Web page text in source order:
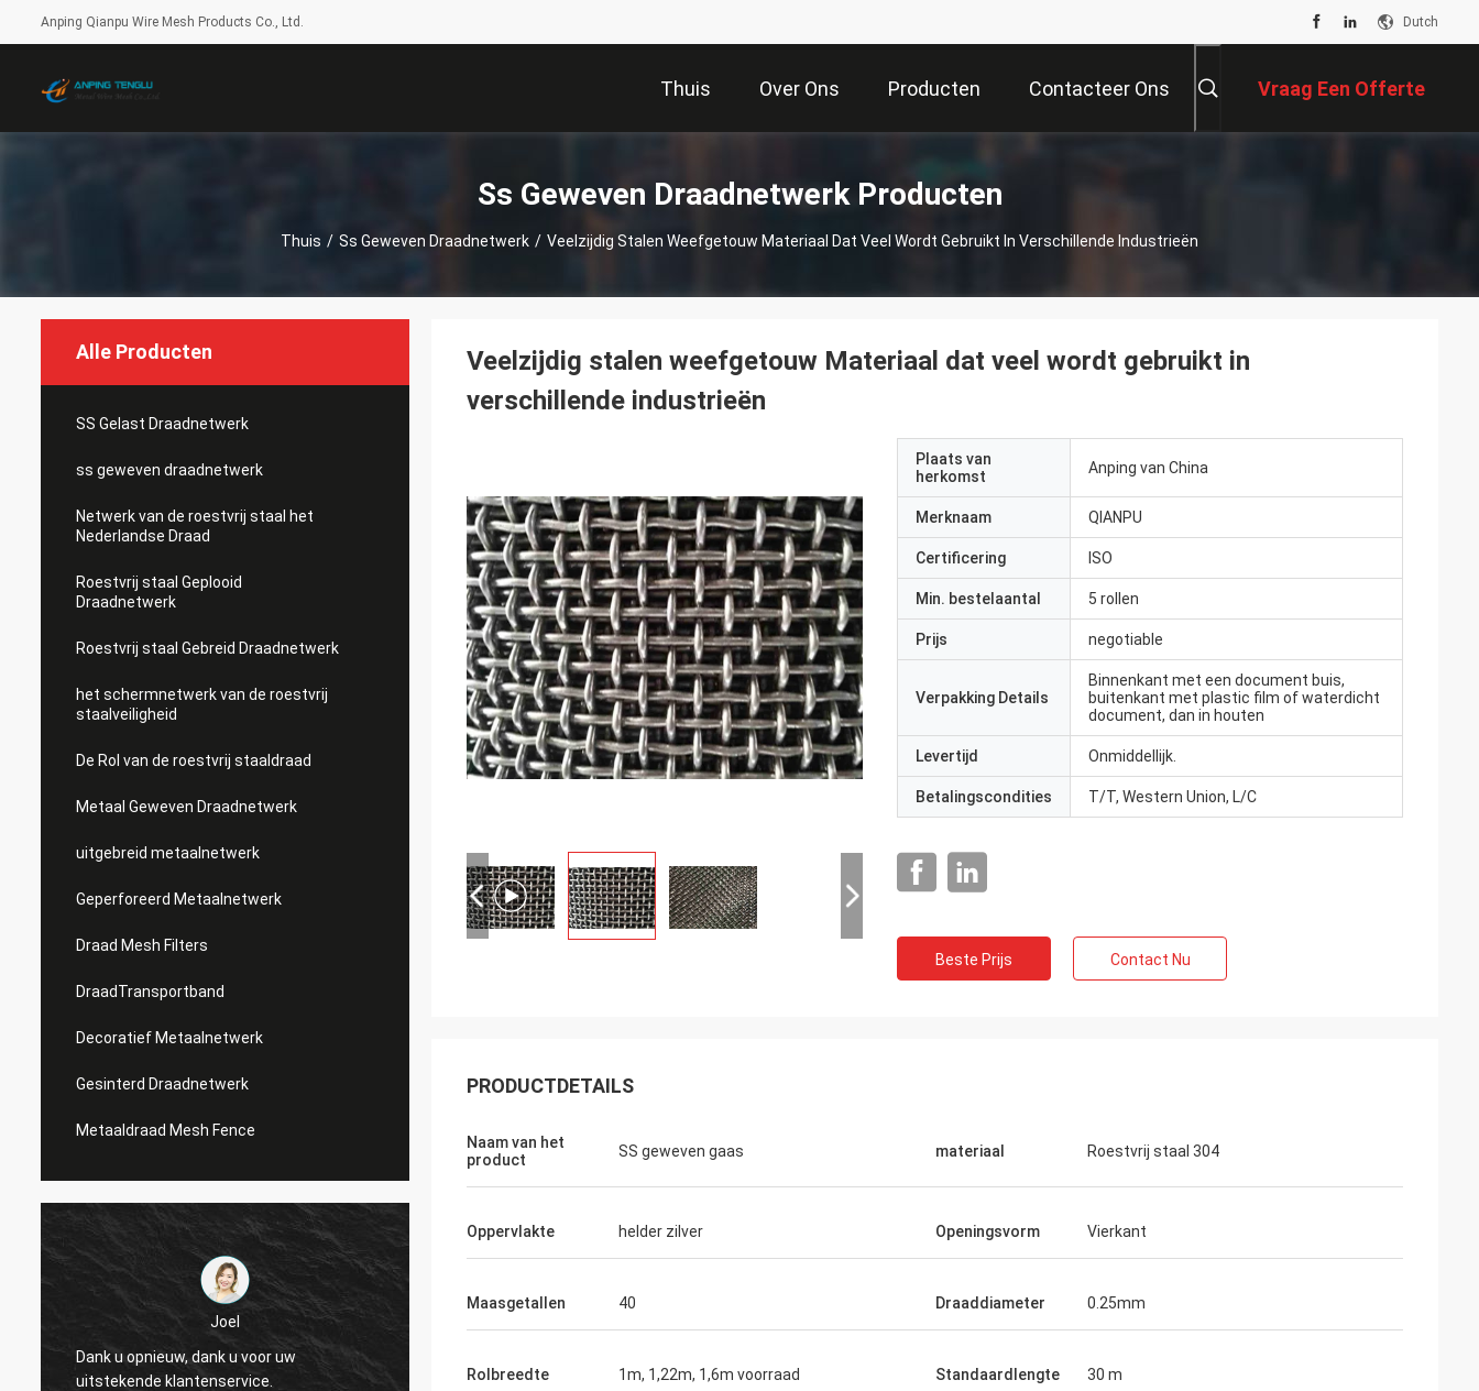
Anping Qianpu Wire Mesh Products Co., Ltd. Dutch
Thuis Over Ons Producten Contacteer Ons Vraag Een Offerte
Ss Geweven Draadnetwerk Producten
Thuis / Ss Geweven Draadnetwerk / Veelzijdig Stalen Weefgetouw Materiaal Dat Veel Wordt Gebruikt In Verschillende Industrieën
Alle Producten
SS Gelast Draadnetwerk
ss geweven draadnetwerk
Netwerk van de roestvrij staal het
Nederlandse Draad
Roestvrij staal Geplooid
Draadnetwerk
Roestvrij staal Gebreid Draadnetwerk
het schermnetwerk van de roestvrij
staalveiligheid
De Rol van de roestvrij staaldraad
Metaal Geweven Draadnetwerk
uitgebreid metaalnetwerk
Geperforeerd Metaalnetwerk
Draad Mesh Filters
DraadTransportband
Decoratief Metaalnetwerk
Gesinterd Draadnetwerk
Metaaldraad Mesh Fence
Joel
Dank u opnieuw, dank u voor uw
uitstekende klantenservice.
uitstekende klantenservice.
Veelzijdig stalen weefgetouw Materiaal dat veel wordt gebruikt in
verschillende industrieën
Plaats van
herkomst
Anping van China
Merknaam QIANPU
Certificering ISO
Min. bestelaantal 5 rollen
Prijs negotiable
Verpakking Details
Binnenkant met een document buis,
buitenkant met plastic film of waterdicht
document, dan in houten
Levertijd Onmiddellijk.
Betalingscondities T/T, Western Union, L/C
Beste Prijs Contact Nu
PRODUCTDETAILS
Naam van het
product
SS geweven gaas materiaal Roestvrij staal 304
Oppervlakte helder zilver Openingsvorm Vierkant
Maasgetallen 40 Draaddiameter 0.25mm
Rolbreedte 1m, 1,22m, 1,6m voorraad Standaardlengte 30 m